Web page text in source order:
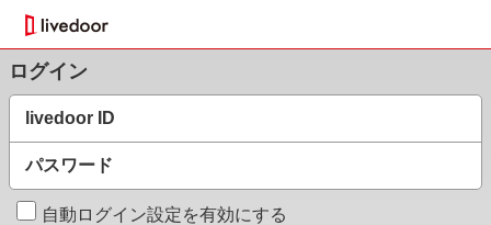
ログイン
livedoor ID
パスワード
自動ログイン設定を有効にする